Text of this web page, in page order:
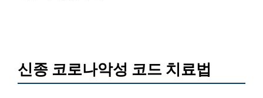
신종 코로나악성 코드 치료법